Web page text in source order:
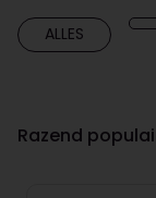
ALLES
Razend